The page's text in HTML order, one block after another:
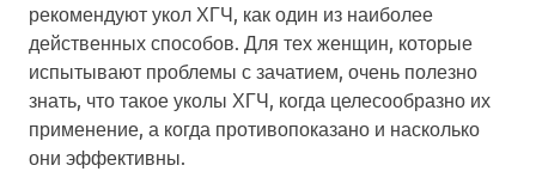
рекомендуют укол ХГЧ, как один из наиболее
действенных способов. Для тех женщин, которые
испытывают проблемы с зачатием, очень полезно
знать, что такое уколы ХГЧ, когда целесообразно их
применение, а когда противопоказано и насколько
они эффективны.